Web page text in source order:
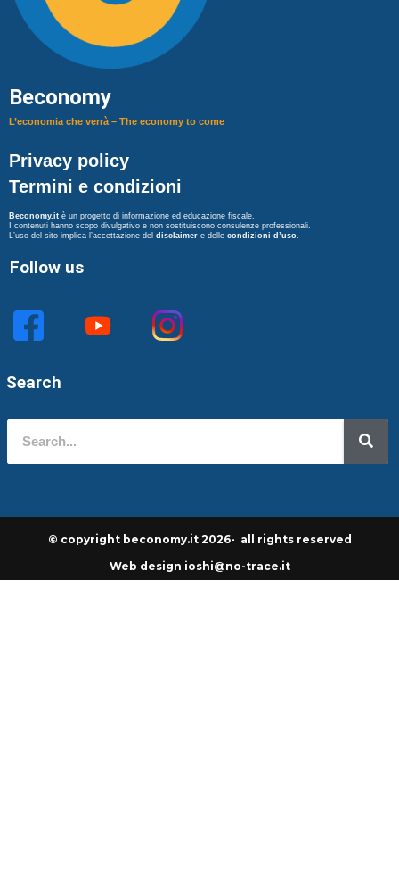
Beconomy
L’economia che verrà – The economy to come
Privacy policy
Termini e condizioni
Beconomy.it è un progetto di informazione ed educazione fiscale.
I contenuti hanno scopo divulgativo e non sostituiscono consulenze professionali.
L’uso del sito implica l’accettazione del disclaimer e delle condizioni d’uso
Follow us
Search
© copyright beconomy.it 2026- all rights reserved
Web design ioshi@no-trace.it